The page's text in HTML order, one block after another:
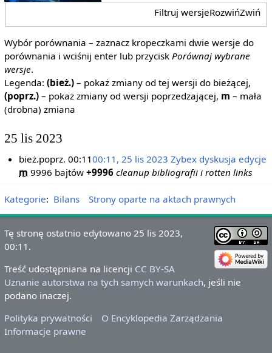
Filtruj wersjeRozwińZwiń
Wybór porównania – zaznacz kropeczkami dwie wersje do
porównania i wciśnij enter lub przycisk Porównaj wybrane
wersje.
Legenda: (bież.)– pokaż zmiany od tej wersji do bieżącej,
(poprz.)– pokaż zmiany od wersji poprzedzającej, m – mała
(drobna) zmiana
25 lis 2023
bież.poprz. 00:1100:11, 25 lis 2023 ‎Zybex dyskusja edycje
m 9996 bajtów +9996 ‎cleanup bibliografii i rotten links
Kategorie: Bilans Strony oparte na aktach prawnych
Tę stronę ostatnio edytowano 25 lis 2023,
00:11.
Treść udostępniana na licencji CC BY-SA
Uznanie autorstwa na tych samych warunkach, jeśli nie
podano inaczej.
Polityka prywatności
O Encyklopedia Zarządzania
Informacje prawne